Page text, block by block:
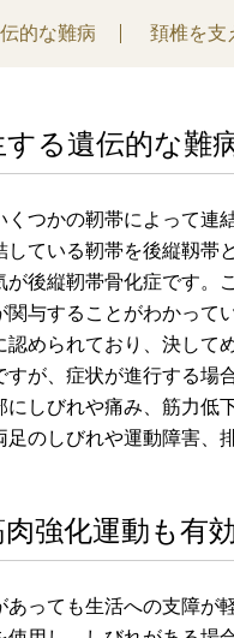
的な難病 頚椎を支
る遺伝的な難
つかの靭帯によって連
ている靭帯を後縦靱帯
後縦靭帯骨化症です。
関与することがわかって
認められており、決し
が、症状が進行する場
しびれや痛み、筋力低
足のしびれや運動障害、
強化運動も有
あっても生活への支障